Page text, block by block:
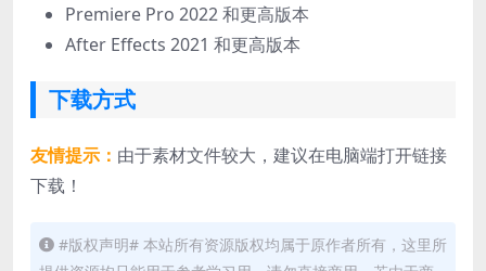
Premiere Pro 2022 和更高版本
After Effects 2021 和更高版本
下载方式
友情提示： 由于素材文件较大，建议在电脑端打开链接
下载！
#版权声明# 本站所有资源版权均属于原作者所有，这里所